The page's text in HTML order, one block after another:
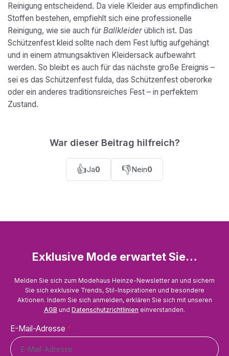
Reinigung entscheidend. Da viele Kleider aus empfindlichen
Stoffen bestehen, empfiehlt sich eine professionelle
Reinigung, wie sie auch für Ballkleider üblich ist. Das
Schützenfest kleid sollte nach dem Fest luftig aufgehängt
und in einem atmungsaktiven Kleidersack aufbewahrt
werden. So bleibt es auch für das nächste große Ereignis –
sei es das Schützenfest fulda, das Schützenfest oberorke
oder ein anderes traditionsreiches Fest – in perfektem
Zustand.
War dieser Beitrag hilfreich?
👍Ja0 👎Nein0
Exklusive Mode erwartet Sie…
Melden Sie sich zum Modehaus Heinze-Newsletter an und sichern
Sie sich exklusive Trends, Stil-Inspirationen und besondere
Aktionen. Indem Sie sich anmelden, erklären Sie sich mit unseren
AGB und Datenschutzrichtlinien einverstanden.
E-Mail-Adresse *